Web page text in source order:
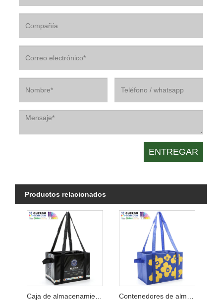
Productos relacionados
Caja de almacenamiento plegable con mango largo